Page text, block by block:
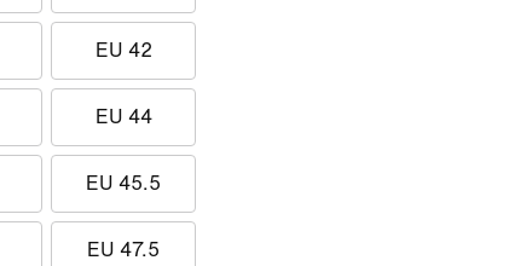
EU 42
EU 44
EU 45.5
EU 47.5